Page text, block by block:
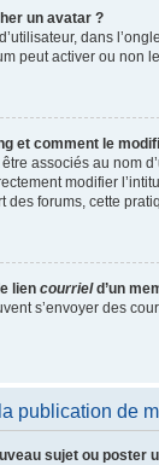
un avatar ?
dans
peut activer ou non
et comment le
associés au nom
modifier
des forums, cette
lien courrield’un
s’envoyer des
publication de
sujet ou poster